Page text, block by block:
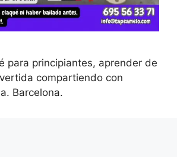
para principiantes, aprender de
compartiendo con
Barcelona.